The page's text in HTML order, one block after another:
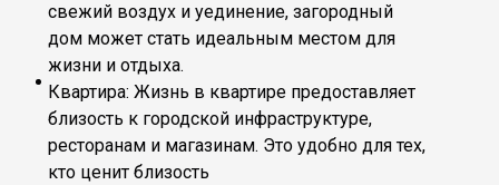
свежий воздух и уединение, загородный
дом может стать идеальным местом для
жизни и отдыха.
Квартира: Жизнь в квартире предоставляет
близость к городской инфраструктуре,
ресторанам и магазинам. Это удобно для тех,
кто ценит близость